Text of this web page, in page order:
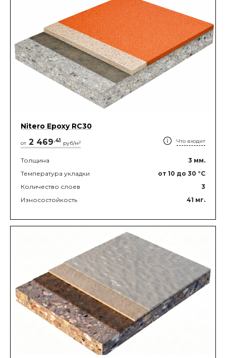
Nitero Epoxy RС30
от 2 469.41 руб/м2 Что входит
Толщина 3 мм.
Температура укладки
от 10 до 30 °C
Количество слоев
3
Износостойкость
41 мг.